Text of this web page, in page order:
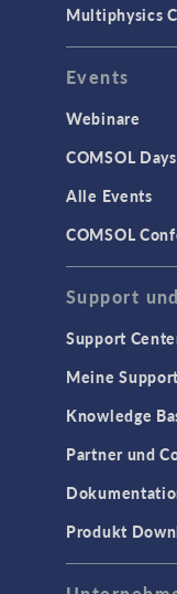
Akustik &
MEMS &
TAGS
3D-Druck
AC/DC
Acoustics
Battery
Multiphysics
Events
Webinare
COMSOL Days
Alle Events
COMSOL
Support
Support
Meine
Knowledge
Partner und
Produkt